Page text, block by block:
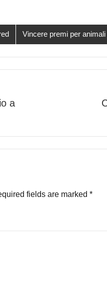
Vincere premi per animali
a
fields are marked *